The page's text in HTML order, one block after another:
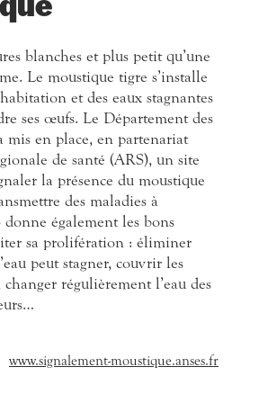
blanches et plus petit qu’une
Le moustique tigre s’installe
et des eaux stagnantes
ses œufs. Le Département des
mis en place, en partenariat
de santé (ARS), un site
la présence du moustique
des maladies à
donne également les bons
sa prolifération : éliminer
peut stagner, couvrir les
changer régulièrement l’eau des
www.signalement-moustique.anses.fr